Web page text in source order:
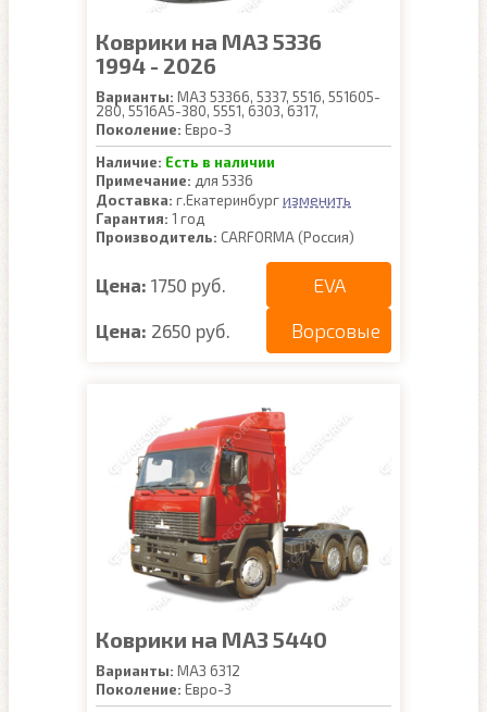
Коврики на МАЗ 5336
1994 - 2026
Варианты: МАЗ 53366, 5337, 5516, 551605-
280, 5516А5-380, 5551, 6303, 6317,
Поколение: Евро-3
Наличие: Есть в наличии
Примечание: для 5336
Доставка: г.Екатеринбургизменить
Гарантия: 1 год
Производитель: CARFORMA (Россия)
Цена: 1750 руб. EVA
Цена: 2650 руб. Ворсовые
Коврики на МАЗ 5440
Варианты: МАЗ 6312
Поколение: Евро-3